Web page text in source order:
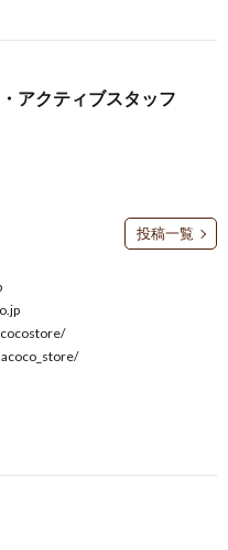
アクティブスタッフ
投稿一覧